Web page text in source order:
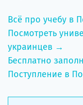
Всё про учебу в
Посмотреть
украинцев →
Бесплатно
Поступление в